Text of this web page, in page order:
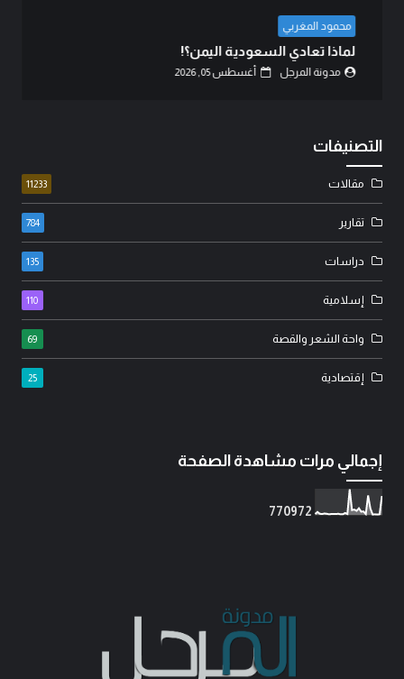
عبد الزهرة محمد الهنداوي
كربلاء.. انصال الكلمات..!
مدونة المرجل أغسطس 02, 2026
التصنيفات
مقالات 11233
تقارير 784
دراسات 135
إسلامية 110
واحة الشعر والقصة 69
إقتصادية 25
إجمالي مرات مشاهدة الصفحة
770972